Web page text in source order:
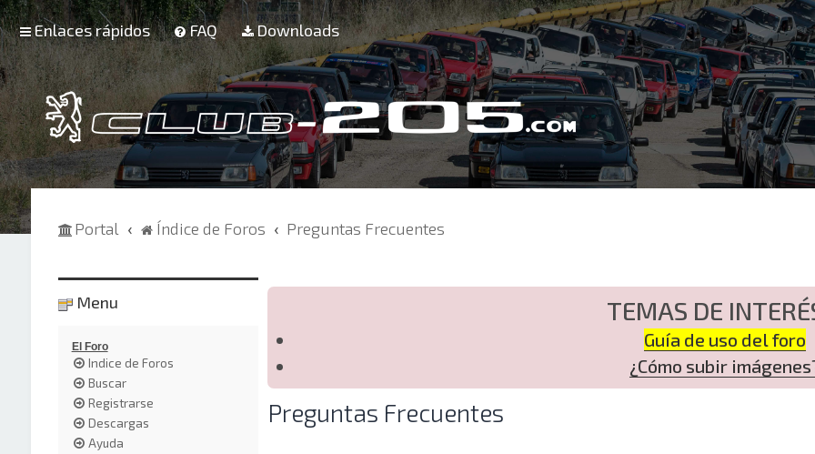
Enlaces rápidos FAQ Downloads
Portal Índice de Foros Preguntas Frecuentes
TEMAS DE
Guía de uso del foro
¿Cómo subir
Preguntas Frecuentes
Menu
El Foro
Indice de Foros
Buscar
Registrarse
Descargas
Ayuda